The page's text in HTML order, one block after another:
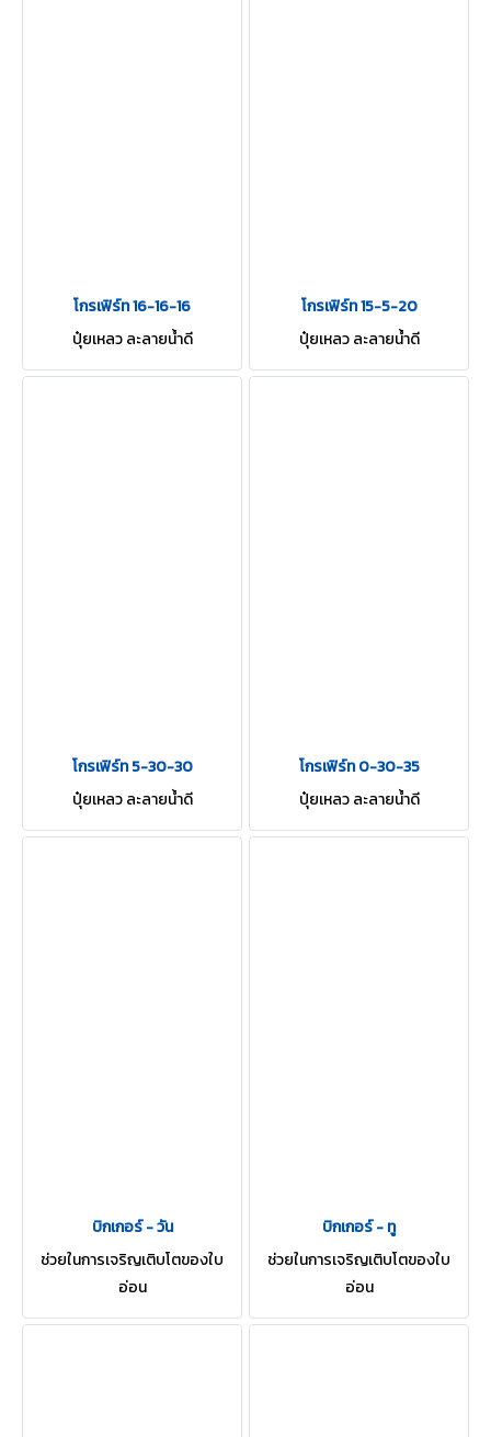
โกรเฟิร์ท 16-16-16
ปุ๋ยเหลว ละลายน้ำดี
โกรเฟิร์ท 15-5-20
ปุ๋ยเหลว ละลายน้ำดี
โกรเฟิร์ท 5-30-30
ปุ๋ยเหลว ละลายน้ำดี
โกรเฟิร์ท 0-30-35
ปุ๋ยเหลว ละลายน้ำดี
บิกเกอร์ - วัน
ช่วยในการเจริญเติบโตของใบ
อ่อน
บิกเกอร์ - ทู
ช่วยในการเจริญเติบโตของใบ
อ่อน